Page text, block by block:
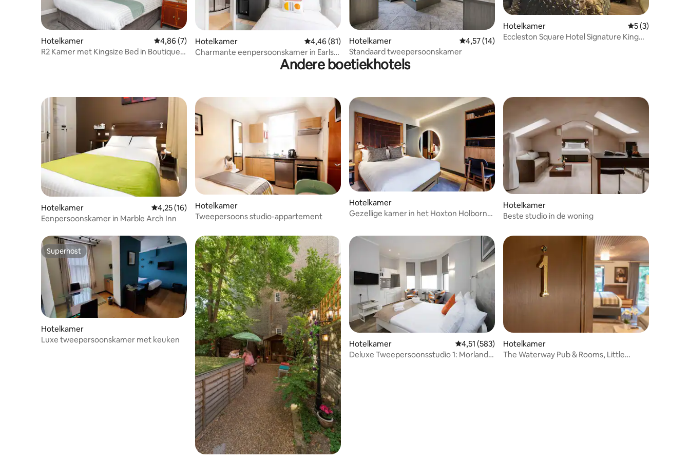
Hotelkamer Gemiddelde beoordeling van 4,86 uit 5, 7 recensies
4,86 (7)
R2 Kamer met Kingsize Bed in Boutique
Hotelkamer Gemiddelde beoordeling van 4,46 uit 5, 81 recensies
4,46 (81)
Charmante eenpersoonskamer in Earls
Hotelkamer Gemiddelde beoordeling van 4,57 uit 5, 14 recensies
4,57 (14)
Standaard tweepersoonskamer
Hotelkamer Gemiddelde
5 (3)
Eccleston Square Hotel Signature King
Andere boetiekhotels
Hotelkamer Gemiddelde beoordeling van 4,25 uit 5, 16 recensies
4,25 (16)
Eenpersoonskamer in Marble Arch Inn
Hotelkamer
Tweepersoons studio-appartement
Hotelkamer
Gezellige kamer in het Hoxton Holborn
Hotelkamer
Beste studio in de woning
Superhost
Superhost
Hotelkamer
Luxe tweepersoonskamer met keuken
Hotelkamer Gemiddelde beoordeling van 4,51 uit 5, 583 recensies
4,51 (583)
Deluxe Tweepersoonsstudio 1: Morland
Hotelkamer
The Waterway Pub & Rooms, Little